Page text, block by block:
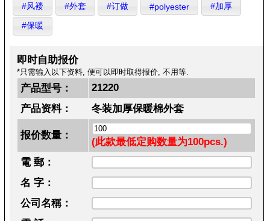
#风褛 #外套 #订做 #polyester #加厚
#保暖
即时自助报价
*只需输入以下资料, 便可以即时取得报价, 不用等.
产品型号：
21220
产品资料：
冬装加厚保暖棉外套
报价数量：
(此款最低定购数量为100pcs.)
電 郵：
名 字：
公司名稱：